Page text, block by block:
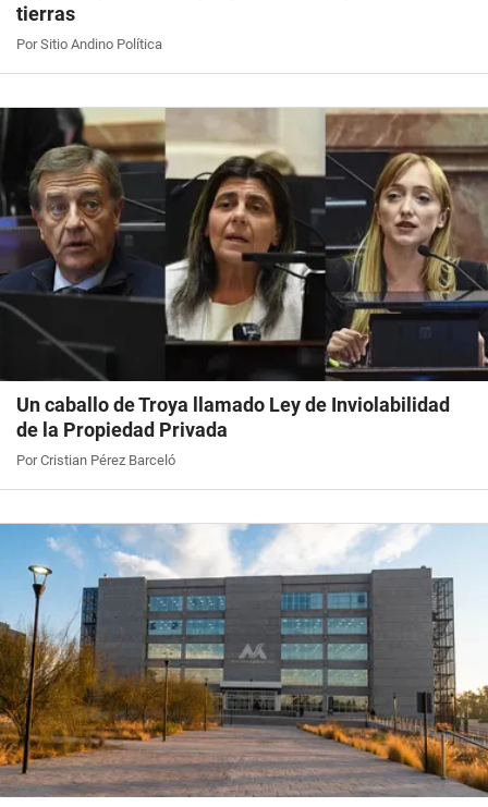
tierras
Por Sitio Andino Política
Un caballo de Troya llamado Ley de Inviolabilidad
de la Propiedad Privada
Por Cristian Pérez Barceló